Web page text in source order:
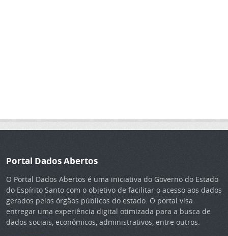
Portal Dados Abertos
O Portal Dados Abertos é uma iniciativa do Governo do Estado
do Espírito Santo com o objetivo de facilitar o acesso aos dados
gerados pelos órgãos públicos do estado. O portal visa
entregar uma experiência digital otimizada para a busca de
dados sociais, econômicos, administrativos, entre outros.